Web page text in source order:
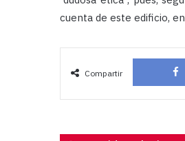
cuenta de este edificio,
Compartir